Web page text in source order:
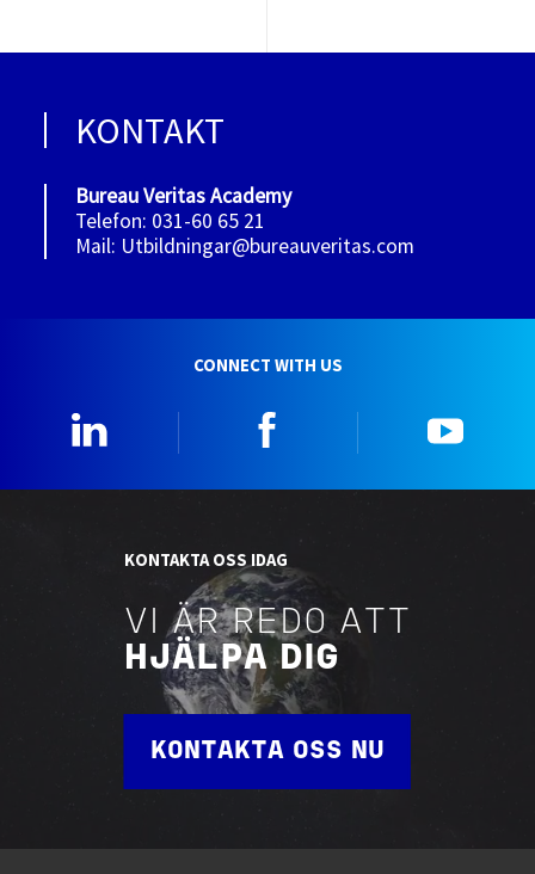
KONTAKT
Bureau Veritas Academy
Telefon: 031-60 65 21
Mail: Utbildningar@bureauveritas.com
CONNECT WITH US
KONTAKTA OSS IDAG
VI ÄR REDO ATT
HJÄLPA DIG
KONTAKTA OSS NU